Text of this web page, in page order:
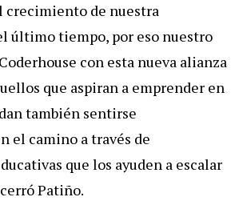
crecimiento de nuestra
último tiempo, por eso nuestro
con esta nueva alianza
que aspiran a emprender en
también sentirse
el camino a través de
que los ayuden a escalar
Patiño.